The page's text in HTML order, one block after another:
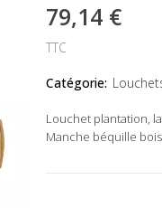
79,14 €
TTC
Catégorie:
Louchet plantation,
Manche béquille